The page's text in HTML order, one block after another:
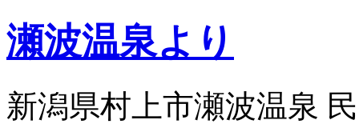
瀬波温泉より
新潟県村上市瀬波温泉